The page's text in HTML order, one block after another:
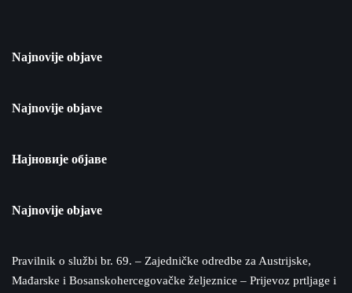
Najnovije objave
Najnovije objave
Најновије објаве
Najnovije objave
Pravilnik o službi br. 69. – Zajedničke odredbe za Austrijske,
Mađarske i Bosanskohercegovačke željeznice – Prijevoz prtljage i